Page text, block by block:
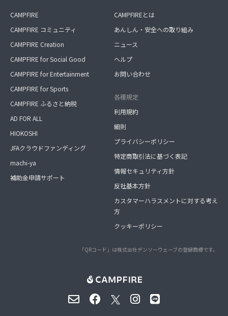
CAMPFIRE
CAMPFIRE コミュニティ
CAMPFIRE Creation
CAMPFIRE for Social Good
CAMPFIRE for Entertainment
CAMPFIRE for Sports
CAMPFIRE ふるさと納税
AD FOR ALL
HIOKOSHI
JFAクラウドファンディング
machi-ya
補助金申請サポート
CAMPFIREとは
あんしん・安全への取り組み
ニュース
ヘルプ
お問い合わせ
各種規定
利用規約
細則
プライバシーポリシー
特定商取引法に基づく表記
情報セキュリティ方針
反社基本方針
カスタマーハラスメントに対する考え
方
クッキーポリシー
「QRコード」は株式会社デンソーウェーブの登録商標です。